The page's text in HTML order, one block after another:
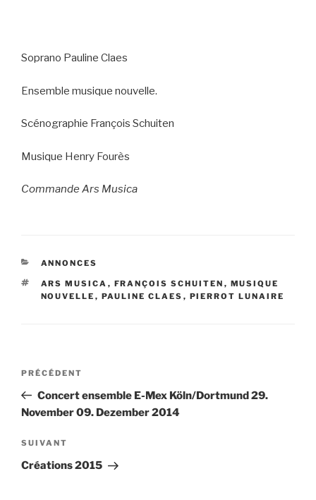
Soprano Pauline Claes
Ensemble musique nouvelle.
Scénographie François Schuiten
Musique Henry Fourès
Commande Ars Musica
CATÉGORIES
ANNONCES
ÉTIQUETTES
ARS MUSICA , FRANÇOIS SCHUITEN , MUSIQUE
NOUVELLE , PAULINE CLAES , PIERROT LUNAIRE
Navigation
l’article
Article
précédent
PRÉCÉDENT
Concert ensemble E-Mex Köln/Dortmund 29.
November 09. Dezember 2014
Article
suivant
SUIVANT
Créations 2015